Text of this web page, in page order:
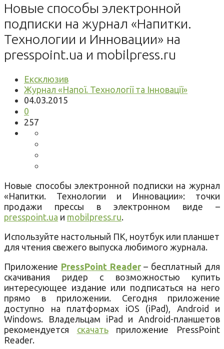
Новые способы электронной
подписки на журнал «Напитки.
Технологии и Инновации» на
presspoint.ua и mobilpress.ru
Ексклюзив
Журнал «Напої. Технології та Інновації»
04.03.2015
0
257
Новые способы электронной подписки на журнал
«Напитки. Технологии и Инновации»: точки
продажи прессы в электронном виде –
presspoint.ua и mobilpress.ru.
Используйте настольный ПК, ноутбук или планшет
для чтения свежего выпуска любимого журнала.
Приложение PressPoint Reader– бесплатный для
скачивания ридер с возможностью купить
интересующее издание или подписаться на него
прямо в приложении. Сегодня приложение
доступно на платформах iOS (iPad), Android и
Windows. Владельцам iPad и Android-планшетов
рекомендуется скачатьприложение PressPoint
Reader.